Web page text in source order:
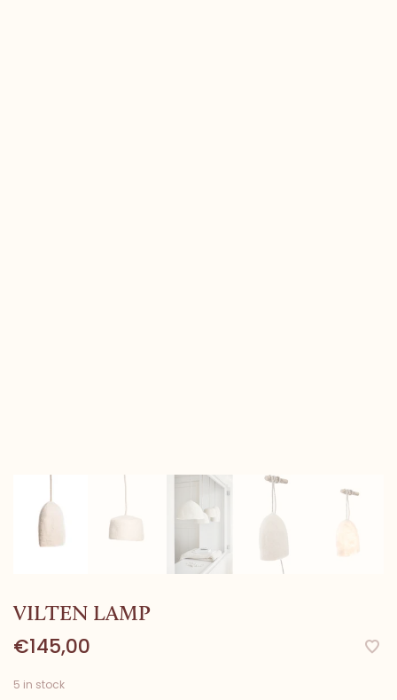
VILTEN LAMP
€145,00
5 in stock